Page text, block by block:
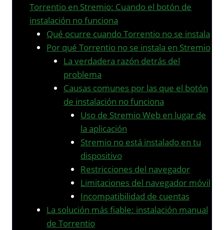
Torrentio en Stremio: Cuando el botón de
instalación no funciona
Qué ocurre cuando Torrentio no se instala
Por qué Torrentio no se instala en Stremio
La verdadera razón detrás del
problema
Causas comunes por las que el botón
de instalación no funciona
Uso de Stremio Web en lugar de
la aplicación
Stremio no está instalado en tu
dispositivo
Restricciones del navegador
Limitaciones del navegador móvil
Incompatibilidad de cuentas
La solución más fiable: instalación manual
de Torrentio